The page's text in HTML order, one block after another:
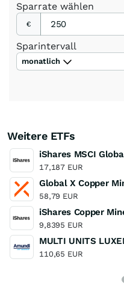
Sparrate wählen
€
Sparintervall
monatlich
Weitere ETFs
17,187 EUR
58,79 EUR
9,8395 EUR
110,65 EUR